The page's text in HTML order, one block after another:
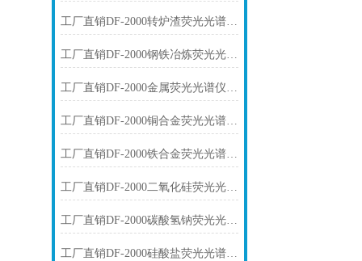
工厂直销DF-2000转炉渣荧光光谱仪技术参数
工厂直销DF-2000钢铁冶炼荧光光谱仪技术参数
工厂直销DF-2000金属荧光光谱仪技术参数
工厂直销DF-2000铜合金荧光光谱仪技术参数
工厂直销DF-2000铁合金荧光光谱仪技术参数
工厂直销DF-2000二氧化硅荧光光谱仪技术参数
工厂直销DF-2000碳酸氢钠荧光光谱仪技术参数
工厂直销DF-2000硅酸盐荧光光谱仪技术参数